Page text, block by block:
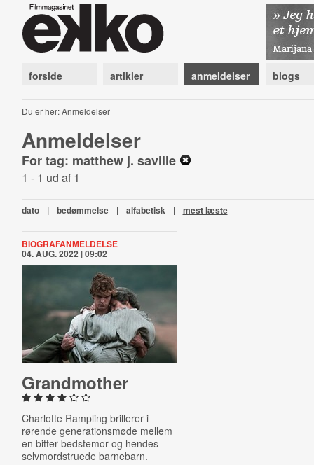
forside artikler anmeldelser blogs
Du er her:Anmeldelser
Anmeldelser
For tag: matthew j. saville
1 - 1 ud af 1
dato | bedømmelse | alfabetisk | mest læste
BIOGRAFANMELDELSE
04. AUG. 2022 | 09:02
Grand­moth­er
Charlotte Rampling brillerer i
rørende generationsmøde mellem
en bitter bedstemor og hendes
selvmordstruede barnebarn.